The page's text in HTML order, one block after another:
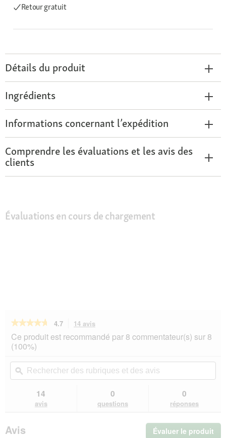
Retour gratuit
Détails du produit
Ingrédients
Informations concernant l’expédition
Comprendre les évaluations et les avis des
clients
Évaluations en cours de chargement
★★★★★
★★★★★
sur
5
les
avis
DeliBest
Estomac
4.7 14 avis
action
vous
vers
les
avis.
Ce produit est recommandé par 8 commentateur(s) sur 8
(100%)
Rechercher
des
rubriques
ϙ
14
avis
0
questions
0
réponses
Avis Évaluer le produit